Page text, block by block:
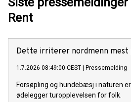
Rent
Dette irriterer nordmenn mest
1.7.2026 08:49:00 CEST | Pressemelding
Forsøpling og hundebæsj i naturen
ødelegger turopplevelsen for folk.